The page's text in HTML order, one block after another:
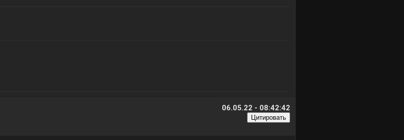
06.05.22 - 08:42:42